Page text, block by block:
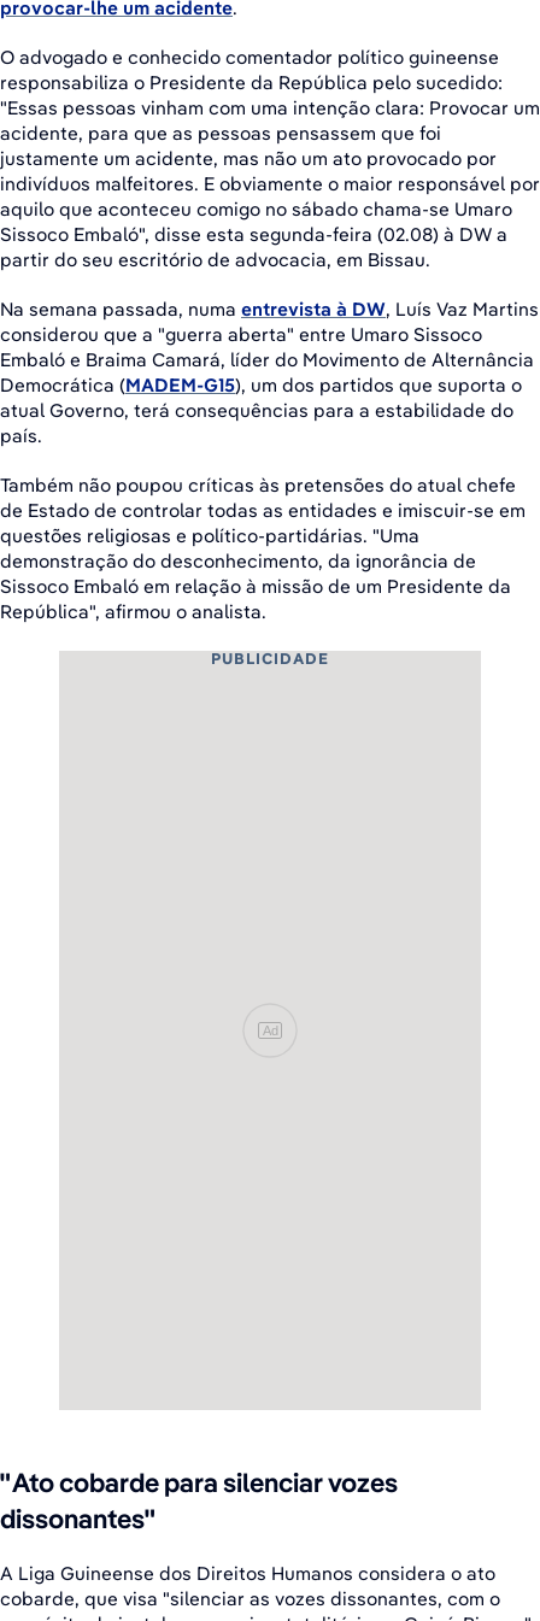
provocar-lhe um acidente.
O advogado e conhecido comentador político guineense
responsabiliza o Presidente da República pelo sucedido:
"Essas pessoas vinham com uma intenção clara: Provocar um
acidente, para que as pessoas pensassem que foi
justamente um acidente, mas não um ato provocado por
indivíduos malfeitores. E obviamente o maior responsável por
aquilo que aconteceu comigo no sábado chama-se Umaro
Sissoco Embaló", disse esta segunda-feira (02.08) à DW a
partir do seu escritório de advocacia, em Bissau.
Na semana passada, numa entrevista à DW, Luís Vaz Martins
considerou que a "guerra aberta" entre Umaro Sissoco
Embaló e Braima Camará, líder do Movimento de Alternância
Democrática (MADEM-G15), um dos partidos que suporta o
atual Governo, terá consequências para a estabilidade do
país.
Também não poupou críticas às pretensões do atual chefe
de Estado de controlar todas as entidades e imiscuir-se em
questões religiosas e político-partidárias. "Uma
demonstração do desconhecimento, da ignorância de
Sissoco Embaló em relação à missão de um Presidente da
República", afirmou o analista.
PUBLICIDADE
Ad
"Ato cobarde para silenciar vozes
dissonantes"
A Liga Guineense dos Direitos Humanos considera o ato
cobarde, que visa "silenciar as vozes dissonantes, com o